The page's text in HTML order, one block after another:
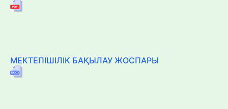
МЕКТЕПІШІЛІК БАҚЫЛАУ ЖОСПАРЫ